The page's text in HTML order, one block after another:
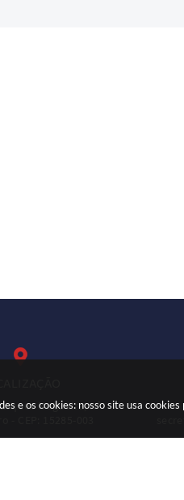
e os cookies: nosso site usa
Nogueira, nº